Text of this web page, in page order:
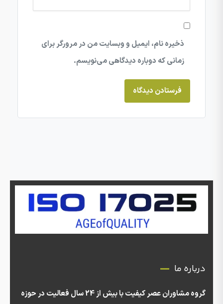
ذخیره نام، ایمیل و وبسایت من در مرورگر برای
زمانی که دوباره دیدگاهی می‌نویسم.
درباره ما
گروه مشاوران عصر کیفیت با بیش از 24 سال فعالیت در حوزه